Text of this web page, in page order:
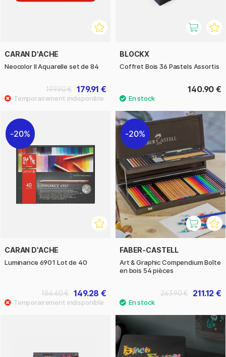
CARAN D'ACHE
Neocolor II Aquarelle set de 84
179.91 €
199.90 €
BLOCKX
Coffret Bois 36 Pastels Assortis
140.90 €
20%
CARAN D'ACHE
Luminance 6901 Lot de 40
149.28 €
186.60 €
20%
FABER-CASTELL
Art & Graphic Compendium Boîte
en bois 54 pièces
211.12 €
263.90 €